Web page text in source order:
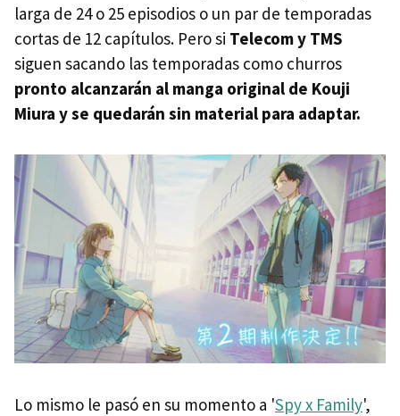
larga de 24 o 25 episodios o un par de temporadas
cortas de 12 capítulos. Pero si Telecom y TMS
siguen sacando las temporadas como churros
pronto alcanzarán al manga original de Kouji
Miura y se quedarán sin material para adaptar.
Lo mismo le pasó en su momento a 'Spy x Family',